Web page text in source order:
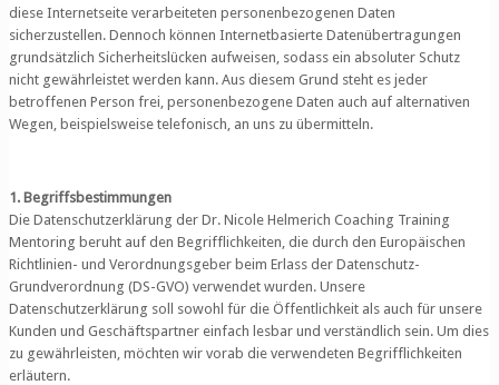
diese Internetseite verarbeiteten personenbezogenen Daten
sicherzustellen. Dennoch können Internetbasierte Datenübertragungen
grundsätzlich Sicherheitslücken aufweisen, sodass ein absoluter Schutz
nicht gewährleistet werden kann. Aus diesem Grund steht es jeder
betroffenen Person frei, personenbezogene Daten auch auf alternativen
Wegen, beispielsweise telefonisch, an uns zu übermitteln.
1. Begriffsbestimmungen
Die Datenschutzerklärung der Dr. Nicole Helmerich Coaching Training
Mentoring beruht auf den Begrifflichkeiten, die durch den Europäischen
Richtlinien- und Verordnungsgeber beim Erlass der Datenschutz-
Grundverordnung (DS-GVO) verwendet wurden. Unsere
Datenschutzerklärung soll sowohl für die Öffentlichkeit als auch für unsere
Kunden und Geschäftspartner einfach lesbar und verständlich sein. Um dies
zu gewährleisten, möchten wir vorab die verwendeten Begrifflichkeiten
erläutern.